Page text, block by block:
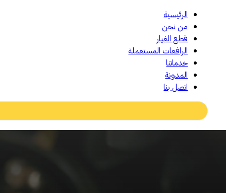
الرئيسية
من نحن
قطع الغيار
الرافعات المستعملة
خدماتنا
المدونة
اتصل بنا
Search
...